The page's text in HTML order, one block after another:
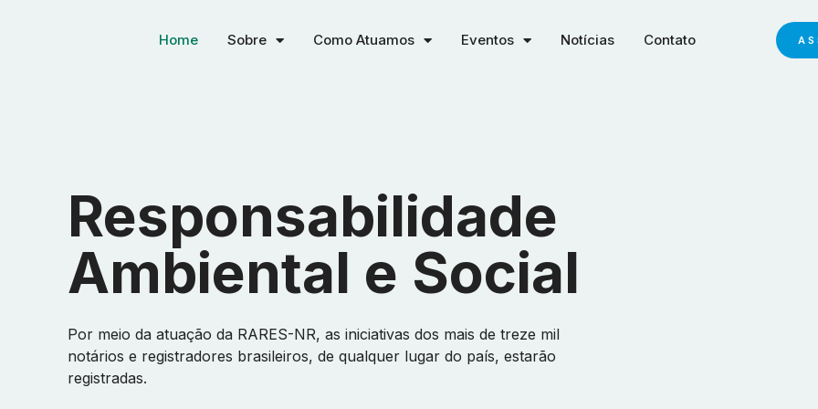
Home Sobre Como Atuamos Eventos Notícias Contato
Responsabilidade
Ambiental e Social
Por meio da atuação da RARES-NR, as iniciativas dos mais de treze mil
notários e registradores brasileiros, de qualquer lugar do país, estarão
registradas.